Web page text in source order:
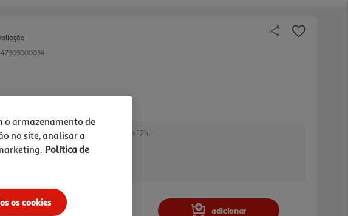
casa a 10/08/2026, se encomendar até às 12h.
loja Express*
*
adicionar
o armazenamento de
no site, analisar a
Política de
os cookies